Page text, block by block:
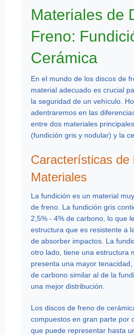
Materiales de
Freno:
Cerámica
En el mundo de los discos de
material adecuado es crucial
la seguridad de un vehículo.
adentraremos en las
entre dos materiales
(fundición gris y nodular) y la
Características de
Materiales
La fundición es un material
de freno. La fundición gris
2,5% - 4% de carbono, lo que
estructura que es resistente a
de absorber impactos. La
otro lado, tiene una estructura
presenta una mayor
de carbono similar al de la
una mejor distribución.
Los discos de freno de
compuestos en gran parte por
que puede representar hasta